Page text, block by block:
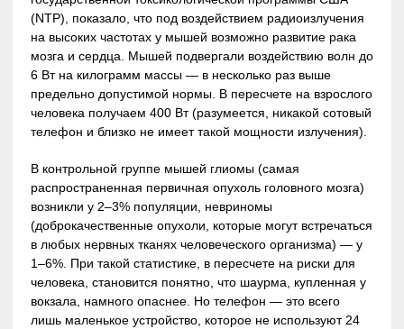
(NTP), показало, что под воздействием радиоизлучения
на высоких частотах у мышей возможно развитие рака
мозга и сердца. Мышей подвергали воздействию волн до
6 Вт на килограмм массы — в несколько раз выше
предельно допустимой нормы. В пересчете на взрослого
человека получаем 400 Вт (разумеется, никакой сотовый
телефон и близко не имеет такой мощности излучения).
В контрольной группе мышей глиомы (самая
распространенная первичная опухоль головного мозга)
возникли у 2–3% популяции, невриномы
(доброкачественные опухоли, которые могут встречаться
в любых нервных тканях человеческого организма) — у
1–6%. При такой статистике, в пересчете на риски для
человека, становится понятно, что шаурма, купленная у
вокзала, намного опаснее. Но телефон — это всего
лишь маленькое устройство, которое не используют 24